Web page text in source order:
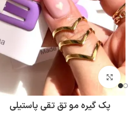
بزرگنمایی تصویر
پک گیره مو تق تقی پاستیلی